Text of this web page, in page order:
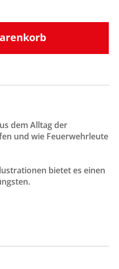
dem Alltag der
und wie Feuerwehrleute
bietet es einen